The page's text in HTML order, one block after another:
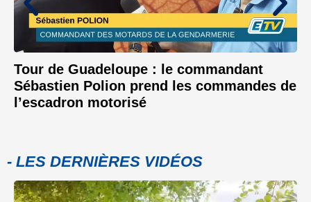
Tour de Guadeloupe : le commandant
Sébastien Polion prend les commandes de
l’escadron motorisé
- LES DERNIÈRES VIDÉOS